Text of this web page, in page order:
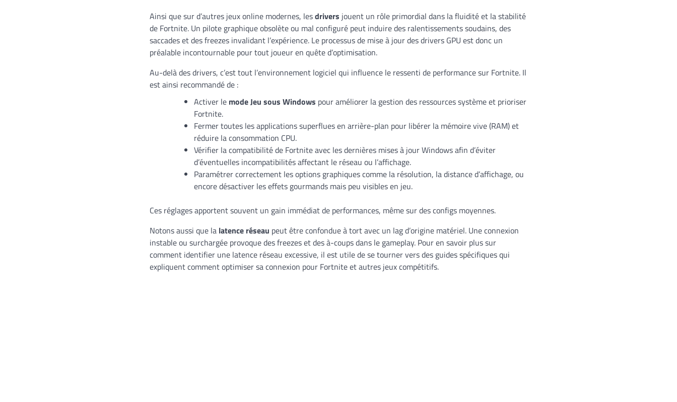
Ainsi que sur d’autres jeux online modernes, lesdrivers jouent un rôle primordial dans la fluidité et la stabilité
de Fortnite. Un pilote graphique obsolète ou mal configuré peut induire des ralentissements soudains, des
saccades et des freezes invalidant l’expérience. Le processus de mise à jour des drivers GPU est donc un
préalable incontournable pour tout joueur en quête d’optimisation.
Au-delà des drivers, c’est tout l’environnement logiciel qui influence le ressenti de performance sur Fortnite. Il
est ainsi recommandé de :
Activer le mode Jeu sous Windows pour améliorer la gestion des ressources système et prioriser
Fortnite.
Fermer toutes les applications superflues en arrière-plan pour libérer la mémoire vive (RAM) et
réduire la consommation CPU.
Vérifier la compatibilité de Fortnite avec les dernières mises à jour Windows afin d’éviter
d’éventuelles incompatibilités affectant le réseau ou l’affichage.
Paramétrer correctement les options graphiques comme la résolution, la distance d’affichage, ou
encore désactiver les effets gourmands mais peu visibles en jeu.
Ces réglages apportent souvent un gain immédiat de performances, même sur des configs moyennes.
Notons aussi que la latence réseau peut être confondue à tort avec un lag d’origine matériel. Une connexion
instable ou surchargée provoque des freezes et des à-coups dans le gameplay. Pour en savoir plus sur
comment identifier une latence réseau excessive, il est utile de se tourner vers des guides spécifiques qui
expliquent comment optimiser sa connexion pour Fortnite et autres jeux compétitifs.